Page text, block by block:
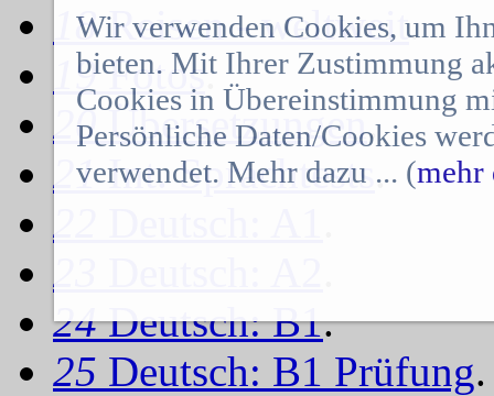
18Reisen - weltweit.
19Fotos.
20Übersetzungen.
21Int. Sprachtests .
22
23
24Deutsch: B1.
25 Deutsch: B1 Prüfung.
Wir verwenden Cookies, um
bieten. Mit Ihrer Zustimmung
Cookies in Übereinstimmung
Persönliche Daten/Cookies
verwendet. Mehr dazu ... (mehr